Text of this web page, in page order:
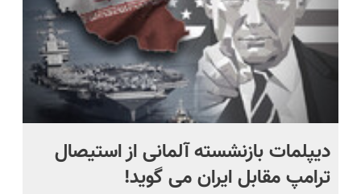
دیپلمات بازنشسته آلمانی از استیصال
ترامپ مقابل ایران می گوید!